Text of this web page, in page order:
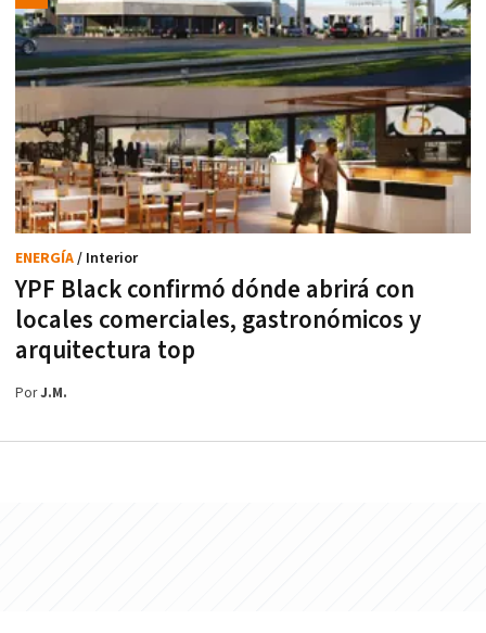
YPF Black confirmó dónde abrirá con
locales comerciales, gastronómicos y
arquitectura top
ENERGÍA/ Interior
PorJ.M.